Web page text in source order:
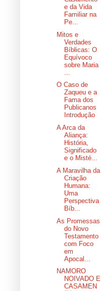
e da Vida
Familiar na
Pe...
Mitos e
Verdades
Bíblicas: O
Equívoco
sobre Maria
O Caso de
Zaqueu e a
Fama dos
Publicanos
Introdução
A Arca da
Aliança:
História,
Significado
e o Misté...
A Maravilha da
Criação
Humana:
Uma
Perspectiva
Bíb...
As Promessas
do Novo
Testamento
com Foco
em
Apocal...
NAMORO
NOIVADO E
CASAMEN